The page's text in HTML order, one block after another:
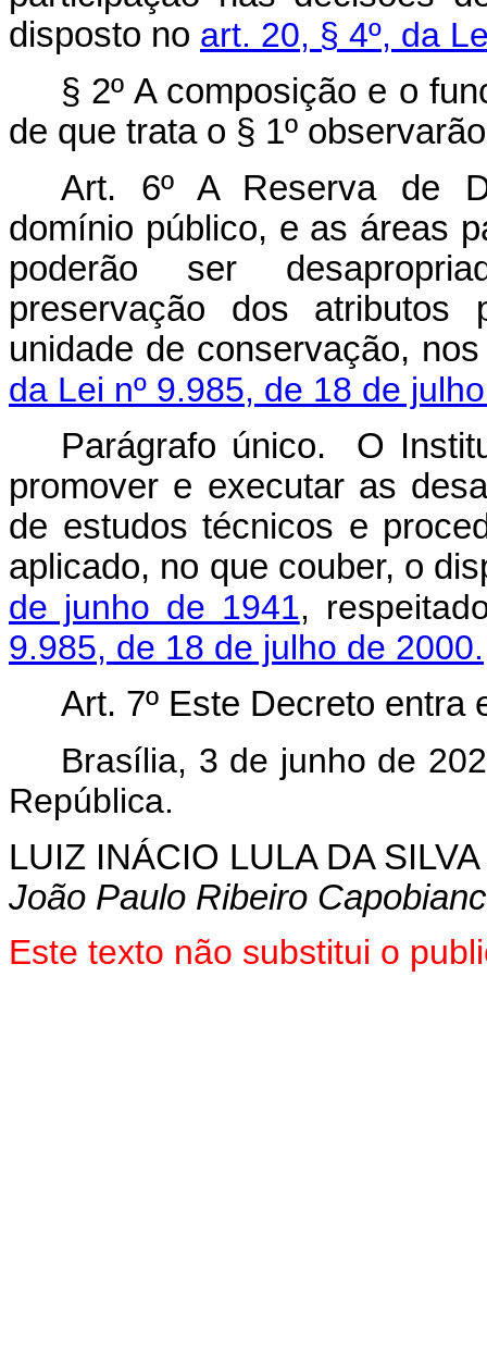
disposto no art. 20, § 4º, da
§ 2º A composição e o
de que trata o § 1º
Art. 6º A Reserva de
domínio público, e as áreas
poderão ser
preservação dos atributos
unidade de conservação,
da Lei nº 9.985, de 18 de
Parágrafo único. O
promover e executar as
de estudos técnicos e
aplicado, no que couber, o
de junho de 1941,
9.985, de 18 de julho de 2000.
Art. 7º Este Decreto entra
Brasília, 3 de junho de
República.
LUIZ INÁCIO LULA DA SILVA
João Paulo Ribeiro
Este texto não substitui o